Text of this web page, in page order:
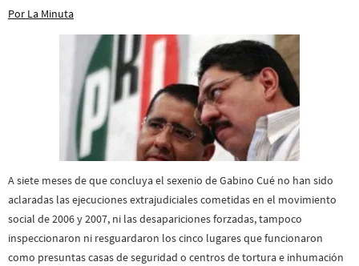
Por La Minuta
A siete meses de que concluya el sexenio de Gabino Cué no han sido
aclaradas las ejecuciones extrajudiciales cometidas en el movimiento
social de 2006 y 2007, ni las desapariciones forzadas, tampoco
inspeccionaron ni resguardaron los cinco lugares que funcionaron
como presuntas casas de seguridad o centros de tortura e inhumación